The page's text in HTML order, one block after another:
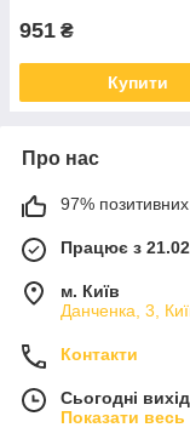
951 ₴
Купити
Про нас
97% позитивних
Працює з
м. Київ
Данченка, 3,
Контакти
Сьогодні
Показати